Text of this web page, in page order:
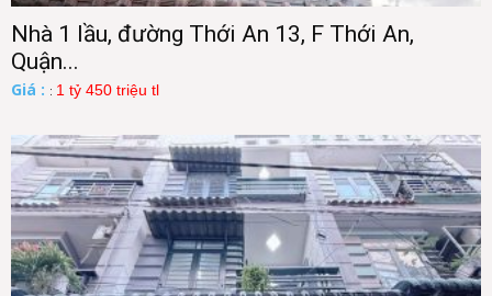
Nhà 1 lầu, đường Thới An 13, F Thới An,
Quận...
Giá : : 1 tỷ 450 triệu tl